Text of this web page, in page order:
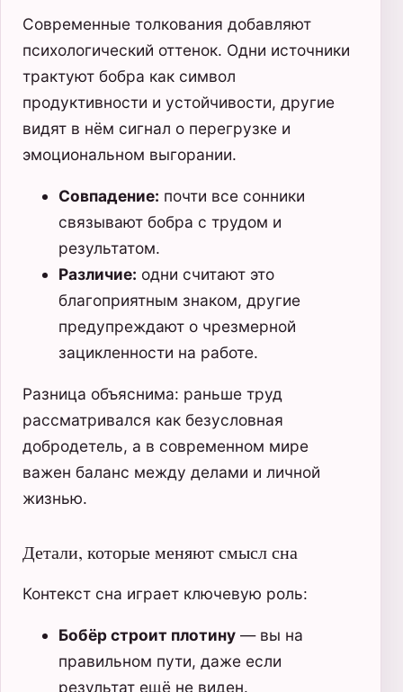
Современные толкования добавляют
психологический оттенок. Одни источники
трактуют бобра как символ
продуктивности и устойчивости, другие
видят в нём сигнал о перегрузке и
эмоциональном выгорании.
Совпадение: почти все сонники
связывают бобра с трудом и
результатом.
Различие: одни считают это
благоприятным знаком, другие
предупреждают о чрезмерной
зацикленности на работе.
Разница объяснима: раньше труд
рассматривался как безусловная
добродетель, а в современном мире
важен баланс между делами и личной
жизнью.
Детали, которые меняют смысл сна
Контекст сна играет ключевую роль:
Бобёр строит плотину — вы на
правильном пути, даже если
результат ещё не виден.